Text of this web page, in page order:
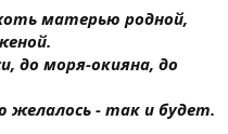
матерью родной,
до моря-окияна, до
желалось - так и будет.